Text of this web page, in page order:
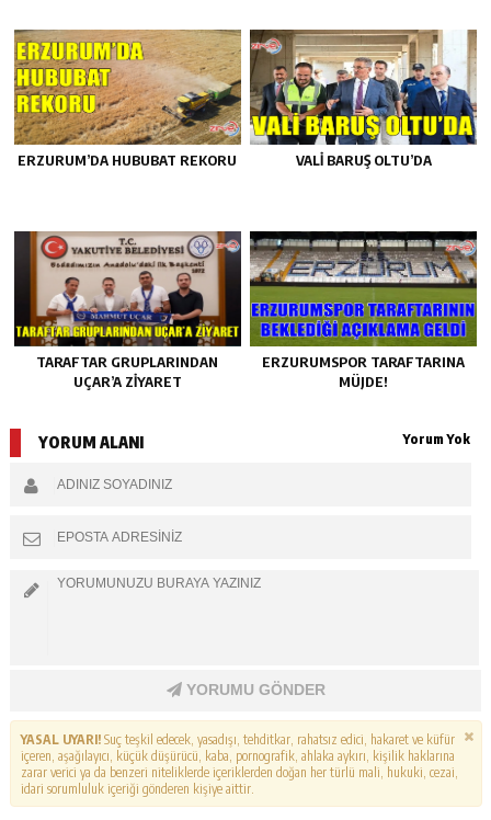
ERZURUM’DA HUBUBAT REKORU VALİ BARUŞ OLTU’DA
TARAFTAR GRUPLARINDAN
UÇAR’A ZİYARET
ERZURUMSPOR TARAFTARINA
MÜJDE!
YORUM ALANI Yorum Yok
YORUMU GÖNDER
YASAL UYARI!Suç teşkil edecek, yasadışı, tehditkar, rahatsız edici, hakaret ve küfür
içeren, aşağılayıcı, küçük düşürücü, kaba, pornografik, ahlaka aykırı, kişilik haklarına
zarar verici ya da benzeri niteliklerde içeriklerden doğan her türlü mali, hukuki, cezai,
idari sorumluluk içeriği gönderen kişiye aittir.